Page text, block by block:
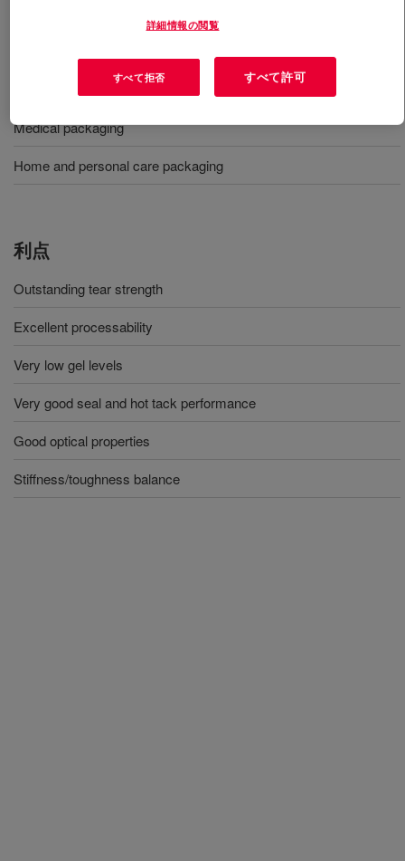
Food and beverage packaging
Medical packaging
Home and personal care packaging
利点
Outstanding tear strength
Excellent processability
Very low gel levels
Very good seal and hot tack performance
Good optical properties
Stiffness/toughness balance
詳細情報の閲覧
すべて拒否 すべて許可